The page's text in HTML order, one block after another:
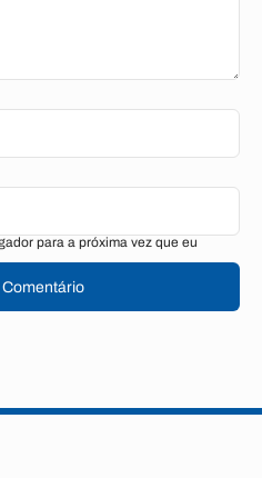
para a próxima vez que eu
Comentário